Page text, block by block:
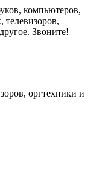
компьютеров,
Звоните!
оргтехники и